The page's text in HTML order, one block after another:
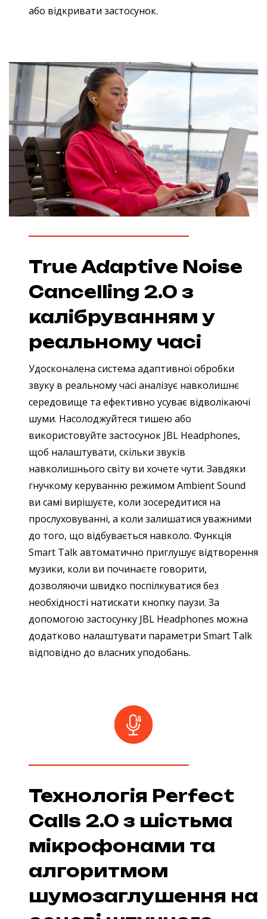
або відкривати застосунок.
True Adaptive Noise
Cancelling 2.0 з
калібруванням у
реальному часі
Удосконалена система адаптивної обробки
звуку в реальному часі аналізує навколишнє
середовище та ефективно усуває відволікаючі
шуми. Насолоджуйтеся тишею або
використовуйте застосунок JBL Headphones,
щоб налаштувати, скільки звуків
навколишнього світу ви хочете чути. Завдяки
гнучкому керуванню режимом Ambient Sound
ви самі вирішуєте, коли зосередитися на
прослуховуванні, а коли залишатися уважними
до того, що відбувається навколо. Функція
Smart Talk автоматично приглушує відтворення
музики, коли ви починаєте говорити,
дозволяючи швидко поспілкуватися без
необхідності натискати кнопку паузи. За
допомогою застосунку JBL Headphones можна
додатково налаштувати параметри Smart Talk
відповідно до власних уподобань.
Технологія Perfect
Calls 2.0 з шістьма
мікрофонами та
алгоритмом
шумозаглушення на